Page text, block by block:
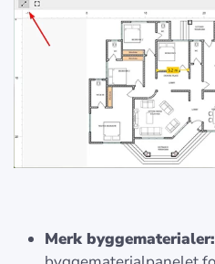
Merk byggematerialer: